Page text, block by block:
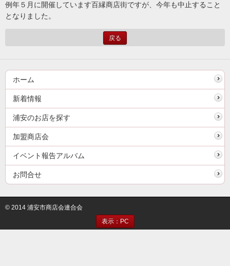
例年５月に開催しています百縁商店街ですが、今年も中止すること
となりました。
戻る
ホーム
新着情報
浦安のお店を探す
加盟商店会
イベント報告アルバム
お問合せ
© 2014 浦安市商店会連合会
表示：PC